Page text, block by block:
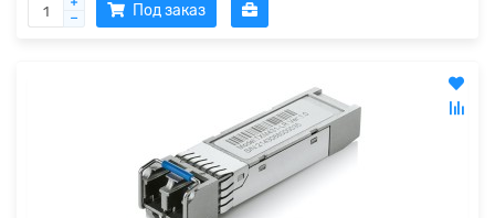
Под заказ